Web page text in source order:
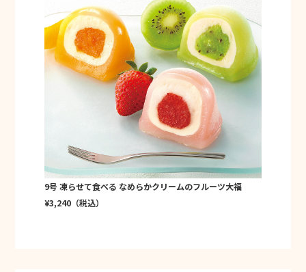
9号 凍らせて食べる なめらかクリームのフルーツ大福
¥3,240（税込）